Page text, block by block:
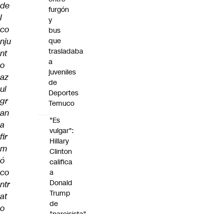
de
l
co
nju
nt
o
az
ul
gr
an
a
fir
m
ó
co
ntr
at
o
furgón
y
bus
que
trasladaba
a
juveniles
de
Deportes
Temuco
"Es
vulgar":
Hillary
Clinton
califica
a
Donald
Trump
de